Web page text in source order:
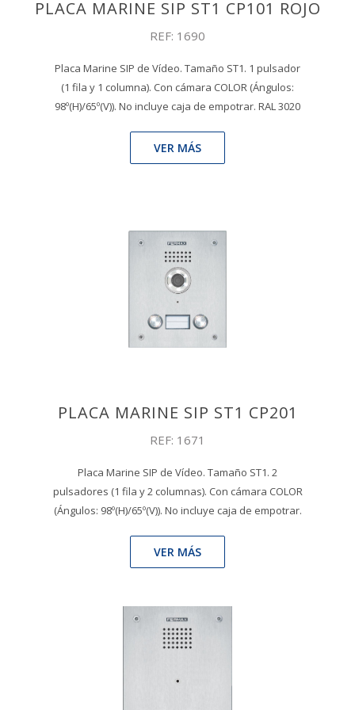
PLACA MARINE SIP ST1 CP101 ROJO
REF: 1690
Placa Marine SIP de Vídeo. Tamaño ST1. 1 pulsador
(1 fila y 1 columna). Con cámara COLOR (Ángulos:
98º(H)/65º(V)). No incluye caja de empotrar. RAL 3020
VER MÁS
PLACA MARINE SIP ST1 CP201
REF: 1671
Placa Marine SIP de Vídeo. Tamaño ST1. 2
pulsadores (1 fila y 2 columnas). Con cámara COLOR
(Ángulos: 98º(H)/65º(V)). No incluye caja de empotrar.
VER MÁS